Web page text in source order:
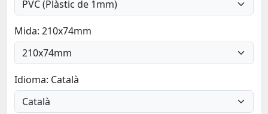
Mida: 210x74mm
Idioma: Català